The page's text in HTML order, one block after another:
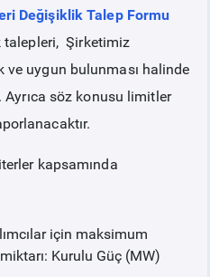
Değişiklik Talep Formu
talepleri, Şirketimiz
ve uygun bulunması halinde
söz konusu limitler
kapsamında
için maksimum
Kurulu Güç (MW)